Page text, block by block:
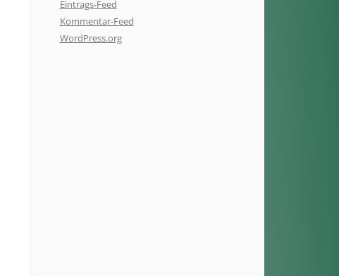
Eintrags-Feed
Kommentar-Feed
WordPress.org